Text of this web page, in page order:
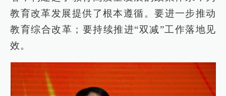
教育改革发展提供了根本遵循。要进一步推动
教育综合改革；要持续推进“双减”工作落地见
效。